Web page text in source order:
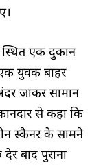
एक दुकान
युवक बाहर
जाकर सामान
से कहा कि
स्कैनर के सामने
बाद पुराना